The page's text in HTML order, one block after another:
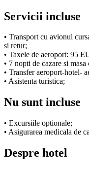
Servicii incluse
• Transport cu avionul
si retur;
• Taxele de aeroport: 95
• 7 nopti de cazare si
• Transfer aeroport-hotel-
• Asistenta turistica;
Nu sunt incluse
• Excursiile optionale;
• Asigurarea medicala de
Despre hotel